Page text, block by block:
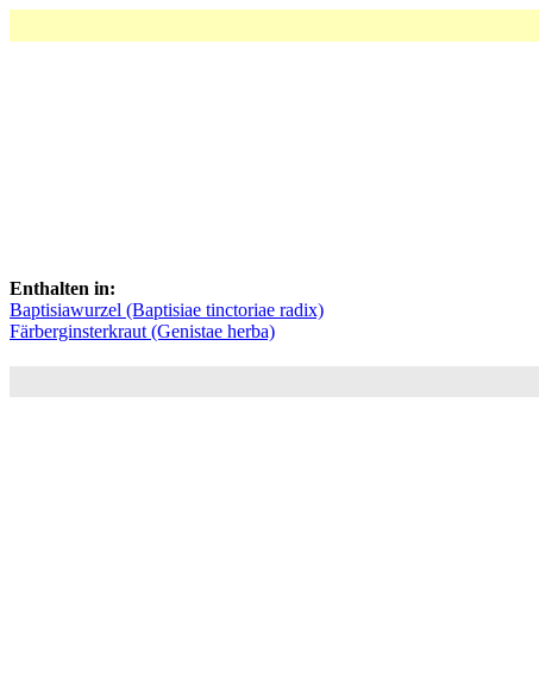
Enthalten in:
Baptisiawurzel (Baptisiae tinctoriae radix)
Färberginsterkraut (Genistae herba)